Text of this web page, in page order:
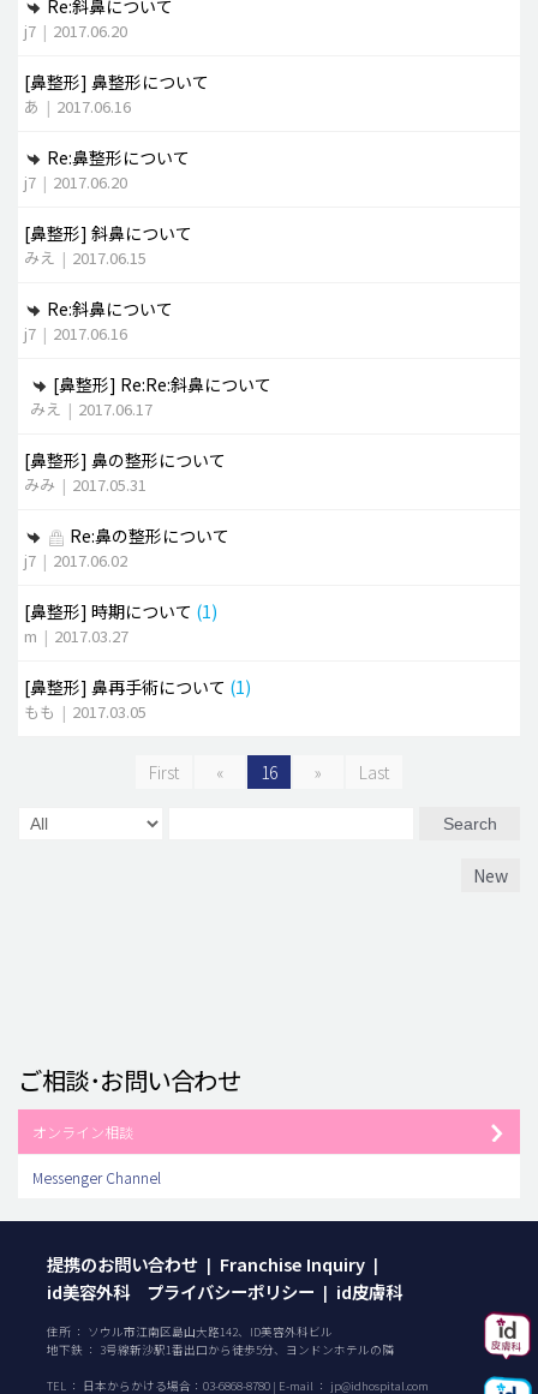
Re:斜鼻について
j7 | 2017.06.20
[鼻整形] 鼻整形について
あ | 2017.06.16
Re:鼻整形について
j7 | 2017.06.20
[鼻整形] 斜鼻について
みえ | 2017.06.15
Re:斜鼻について
j7 | 2017.06.16
[鼻整形] Re:Re:斜鼻について
みえ | 2017.06.17
[鼻整形] 鼻の整形について
みみ | 2017.05.31
Re:鼻の整形について
j7 | 2017.06.02
[鼻整形] 時期について (1)
m | 2017.03.27
[鼻整形] 鼻再手術について (1)
もも | 2017.03.05
First « 16 » Last
Search
New
ご相談･お問い合わせ
オンライン相談
Messenger Channel
提携のお問い合わせ | Franchise Inquiry |
id美容外科 プライバシーポリシー | id皮膚科
住所 ： ソウル市江南区島山大路142、ID美容外科ビル
地下鉄 ： 3号線新沙駅1番出口から徒歩5分、ヨンドンホテルの隣
TEL ： 日本からかける場合： 03-6868-8780 | E-mail ： jp@idhospital.com